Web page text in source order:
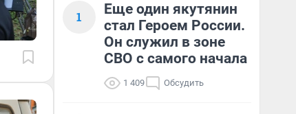
1
Еще один якутянин
стал Героем России.
Он служил в зоне
СВО с самого начала
1 409 Обсудить